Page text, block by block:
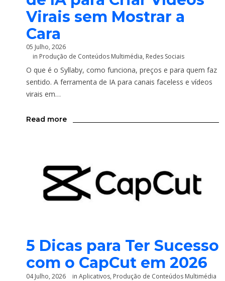
Virais sem Mostrar a
Cara
05 Julho, 2026
in Produção de Conteúdos Multimédia, Redes Sociais
O que é o Syllaby, como funciona, preços e para quem faz
sentido. A ferramenta de IA para canais faceless e vídeos
virais em…
Read more
5 Dicas para Ter Sucesso
com o CapCut em 2026
04 Julho, 2026 in Aplicativos, Produção de Conteúdos Multimédia